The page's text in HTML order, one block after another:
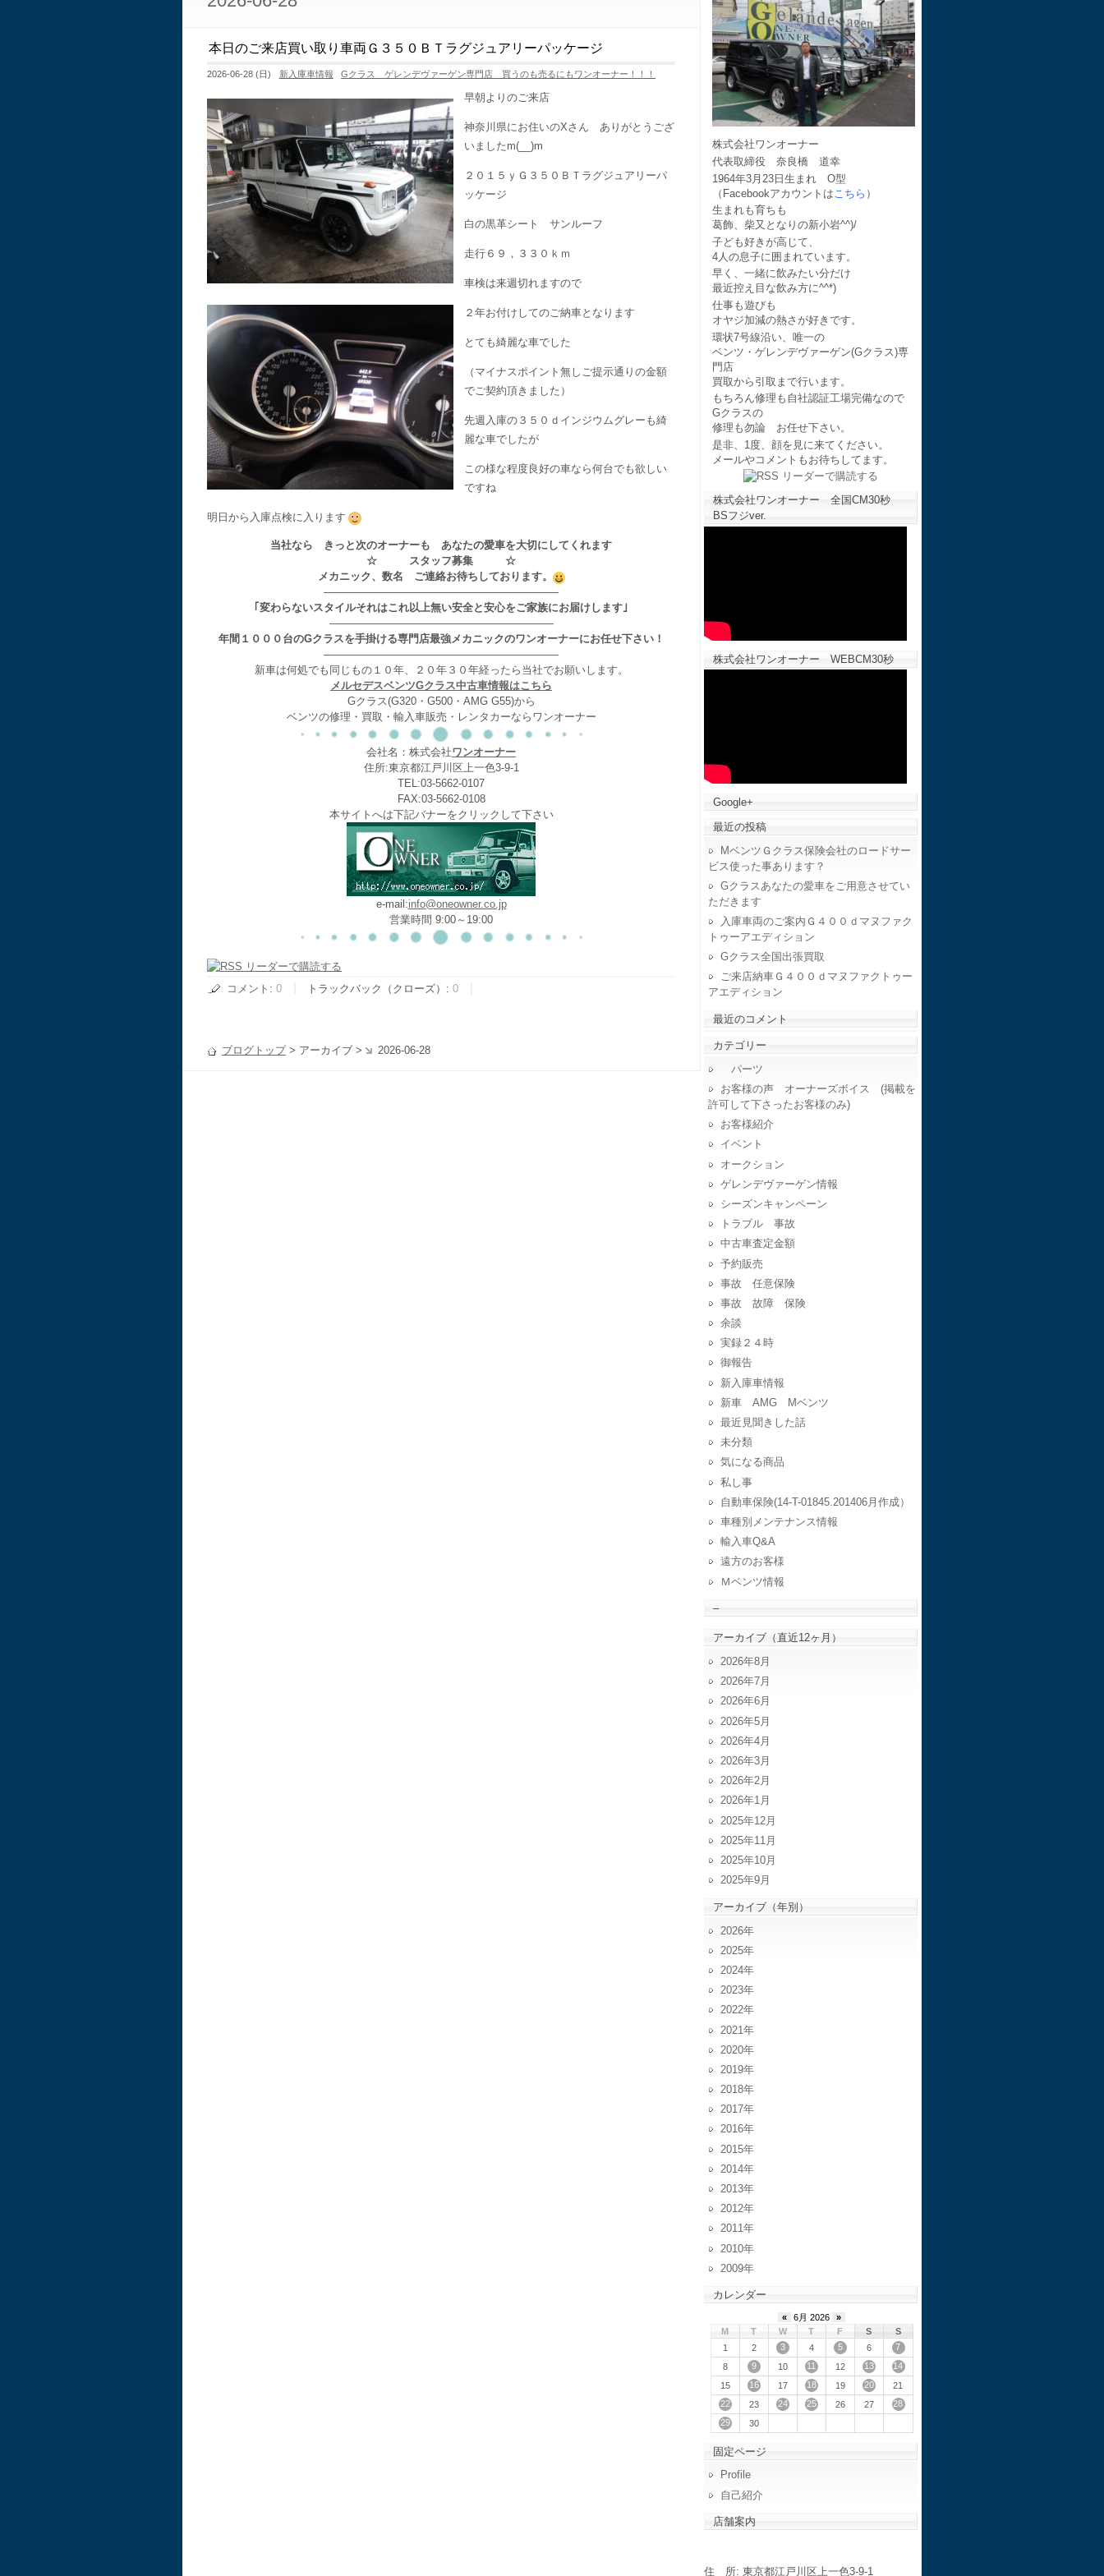
本日のご来店買い取り車両Ｇ３５０ＢＴラグジュアリーパッケージ
2026-06-28 (日) 新入庫車情報 Gクラス ゲレンデヴァーゲン専門店 買うのも売るにもワンオーナー！！！
早朝よりのご来店
神奈川県にお住いのXさん ありがとうござ
いましたm(__)m
２０１５ｙＧ３５０ＢＴラグジュアリーパ
ッケージ
白の黒革シート サンルーフ
走行６９，３３０ｋｍ
車検は来週切れますので
２年お付けしてのご納車となります
とても綺麗な車でした
（マイナスポイント無しご提示通りの金額
でご契約頂きました）
先週入庫の３５０ｄインジウムグレーも綺
麗な車でしたが
この様な程度良好の車なら何台でも欲しい
ですね
明日から入庫点検に入ります
当社なら きっと次のオーナーも あなたの愛車を大切にしてくれます
☆ スタッフ募集 ☆
メカニック、数名 ご連絡お待ちしております。
——————————————————————
｢変わらないスタイルそれはこれ以上無い安全と安心をご家族にお届けします｣
—————————————————————
年間１０００台のGクラスを手掛ける専門店最強メカニックのワンオーナーにお任せ下さい！
——————————————————————
新車は何処でも同じもの１０年、２０年３０年経ったら当社でお願いします。
メルセデスベンツGクラス中古車情報はこちら
Gクラス(G320・G500・AMG G55)から
ベンツの修理・買取・輸入車販売・レンタカーならワンオーナー
会社名：株式会社ワンオーナー
住所:東京都江戸川区上一色3-9-1
TEL:03-5662-0107
FAX:03-5662-0108
本サイトへは下記バナーをクリックして下さい
e-mail:info@oneowner.co.jp
営業時間 9:00～19:00
コメント : 0 トラックバック（クローズ）: 0
ブログトップ> アーカイブ > 2026-06-28
株式会社ワンオーナー
代表取締役 奈良橋 道幸
1964年3月23日生まれ O型
（Facebookアカウントは こちら ）
生まれも育ちも
葛飾、柴又となりの新小岩^^)/
子ども好きが高じて、
4人の息子に囲まれています。
早く、一緒に飲みたい分だけ
最近控え目な飲み方に^^*)
仕事も遊びも
オヤジ加減の熱さが好きです。
環状7号線沿い、唯一の
ベンツ・ゲレンデヴァーゲン(Gクラス)専
門店
買取から引取まで行います。
もちろん修理も自社認証工場完備なので
Gクラスの
修理も勿論 お任せ下さい。
是非、1度、顔を見に来てください。
メールやコメントもお待ちしてます。
株式会社ワンオーナー 全国CM30秒
BSフジver.
株式会社ワンオーナー WEBCM30秒
Google+
最近の投稿
MベンツＧクラス保険会社のロードサー
ビス使った事あります？
Gクラスあなたの愛車をご用意させてい
ただきます
入庫車両のご案内Ｇ４００ｄマヌファク
トゥーアエディション
Gクラス全国出張買取
ご来店納車Ｇ４００ｄマヌファクトゥー
アエディション
最近のコメント
カテゴリー
パーツ
お客様の声 オーナーズボイス (掲載を
許可して下さったお客様のみ)
お客様紹介
イベント
オークション
ゲレンデヴァーゲン情報
シーズンキャンペーン
トラブル 事故
中古車査定金額
予約販売
事故 任意保険
事故 故障 保険
余談
実録２４時
御報告
新入庫車情報
新車 AMG Mベンツ
最近見聞きした話
未分類
気になる商品
私し事
自動車保険(14-T-01845.201406月作成）
車種別メンテナンス情報
輸入車Q&A
遠方のお客様
Ｍベンツ情報
–
アーカイブ（直近12ヶ月）
2026年8月
2026年7月
2026年6月
2026年5月
2026年4月
2026年3月
2026年2月
2026年1月
2025年12月
2025年11月
2025年10月
2025年9月
アーカイブ（年別）
2026
2025
2024
2023
2022
2021
2020
2019
2018
2017
2016
2015
2014
2013
2012
2011
2010
2009
カレンダー
« 6月 2026
»
M
T W T F S
S
1
2 3 4 5 6
7
8
9 10 11 12 13
14
15
16 17 18 19 20
21
22
23 24 25 26 27
28
29
30
固定ページ
Profile
自己紹介
店舗案内
住 所: 東京都江戸川区上一色3-9-1